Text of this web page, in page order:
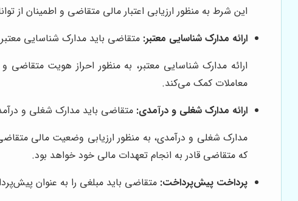
این شرط به منظور ارزیابی اعتبار مالی متقاضی و اطمینان
ارائه مدارک شناسایی معتبر: متقاضی باید مدارک شناسایی
ارائه مدارک شناسایی معتبر، به منظور احراز هویت متقاضی
معاملات کمک می‌کند.
ارائه مدارک شغلی و درآمدی: متقاضی باید مدارک شغلی و
مدارک شغلی و درآمدی، به منظور ارزیابی وضعیت مالی
که متقاضی قادر به انجام تعهدات مالی خود خواهد بود.
پرداخت پیش‌پرداخت: متقاضی باید مبلغی را به عنوان